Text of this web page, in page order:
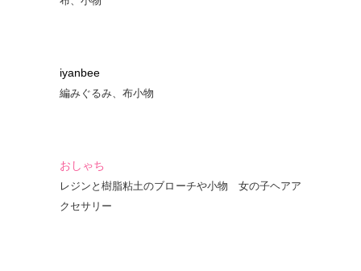
iyanbee
編みぐるみ、布小物
おしゃち
レジンと樹脂粘土のブローチや小物 女の子ヘアア
クセサリー